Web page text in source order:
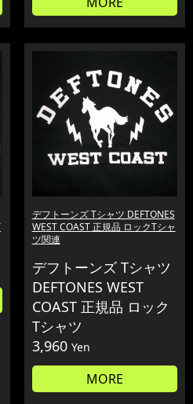
デフトーンズ Tシャツ DEFTONES
WEST COAST 正規品 ロックTシャ
ツ関連
デフトーンズ Tシャツ
DEFTONES WEST
COAST 正規品 ロック
Tシャツ
3,960 Yen
MORE